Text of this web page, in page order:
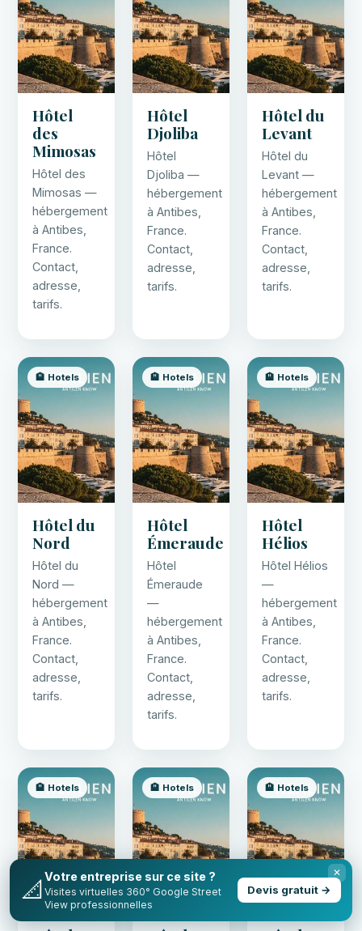
Hôtel
des
Mimosas
Hôtel des
Mimosas —
hébergement
à Antibes,
France.
Contact,
adresse,
tarifs.
Hôtel
Djoliba
Hôtel
Djoliba —
hébergement
à Antibes,
France.
Contact,
adresse,
tarifs.
Hôtel du
Levant
Hôtel du
Levant —
hébergement
à Antibes,
France.
Contact,
adresse,
tarifs.
🏨 Hotels
Hôtel du
Nord
Hôtel du
Nord —
hébergement
à Antibes,
France.
Contact,
adresse,
tarifs.
🏨 Hotels
Hôtel
Émeraude
Hôtel
Émeraude
—
hébergement
à Antibes,
France.
Contact,
adresse,
tarifs.
🏨 Hotels
Hôtel
Hélios
Hôtel Hélios
—
hébergement
à Antibes,
France.
Contact,
adresse,
tarifs.
🏨 Hotels 🏨 Hotels 🏨 Hotels
✕
📐Votre entreprise sur ce site ?
Visites virtuelles 360° Google Street
View professionnelles
Devis gratuit →